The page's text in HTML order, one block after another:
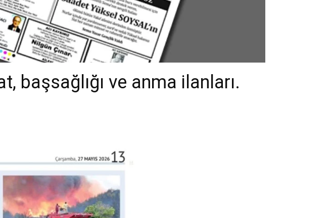
başsağlığı ve anma ilanları.